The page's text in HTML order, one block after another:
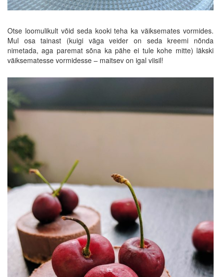
Otse loomulikult võid seda kooki teha ka väiksemates vormides.
Mul osa tainast (kuigi väga veider on seda kreemi nõnda
nimetada, aga paremat sõna ka pähe ei tule kohe mitte) läkski
väiksematesse vormidesse – maitsev on igal viisil!